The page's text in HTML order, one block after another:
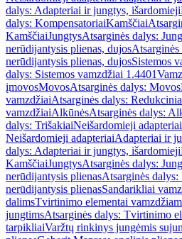
dalys: Adapteriai ir jungtys, išardomieji
dalys: KompensatoriaiKamščiai
KamščiaiJungtysAtsarginės dalys:
nerūdijantysis plienas, dujos
nerūdijantysis plienas, dujosSistemos
dalys: Sistemos vamzdžiai 1.4401
įmovosMovosAtsarginės dalys: Movos
vamzdžiaiAtsarginės dalys:
vamzdžiaiAlkūnėsAtsarginės dalys:
dalys: TrišakiaiNeišardomieji adapteriai
Neišardomieji adapteriaiAdapteriai ir
dalys: Adapteriai ir jungtys, išardomieji
KamščiaiJungtysAtsarginės dalys:
nerūdijantysis plienasAtsarginės
nerūdijantysis plienasSandarikliai
dalimsTvirtinimo elementai
jungtimsAtsarginės dalys: Tvirtinimo
tarpikliaiVaržtų rinkinys jungėmis